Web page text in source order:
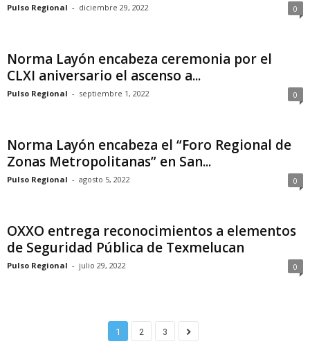
Pulso Regional - diciembre 29, 2022 0
Norma Layón encabeza ceremonia por el
CLXI aniversario el ascenso a...
Pulso Regional - septiembre 1, 2022 0
Norma Layón encabeza el “Foro Regional de
Zonas Metropolitanas” en San...
Pulso Regional - agosto 5, 2022 0
OXXO entrega reconocimientos a elementos
de Seguridad Pública de Texmelucan
Pulso Regional - julio 29, 2022 0
1 2 3